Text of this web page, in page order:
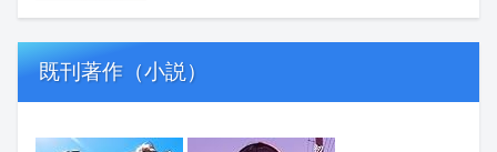
既刊著作（小説）